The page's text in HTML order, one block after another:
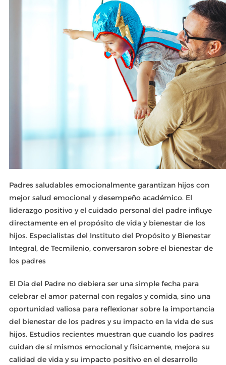
Padres saludables emocionalmente garantizan hijos con
mejor salud emocional y desempeño académico. El
liderazgo positivo y el cuidado personal del padre influye
directamente en el propósito de vida y bienestar de los
hijos. Especialistas del Instituto del Propósito y Bienestar
Integral, de Tecmilenio, conversaron sobre el bienestar de
los padres
El Día del Padre no debiera ser una simple fecha para
celebrar el amor paternal con regalos y comida, sino una
oportunidad valiosa para reflexionar sobre la importancia
del bienestar de los padres y su impacto en la vida de sus
hijos. Estudios recientes muestran que cuando los padres
cuidan de sí mismos emocional y físicamente, mejora su
calidad de vida y su impacto positivo en el desarrollo